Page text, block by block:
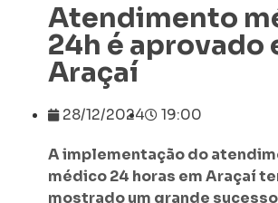
Atendimento
24h é aprovado
Araçaí
28/12/2024 19:00
A implementação do
médico 24 horas em Araçaí
mostrado um grande